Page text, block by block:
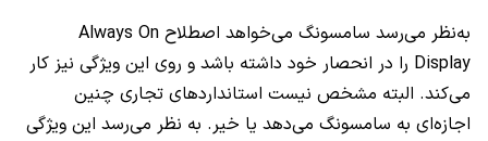
به‌نظر می‌رسد سامسونگ می‌خواهد اصطلاح Always On
Display را در انحصار خود داشته باشد و روی این ویژگی نیز کار
می‌کند. البته مشخص نیست استانداردهای تجاری چنین
اجازه‌ای به سامسونگ می‌دهد یا خیر. به نظر می‌رسد این ویژگی